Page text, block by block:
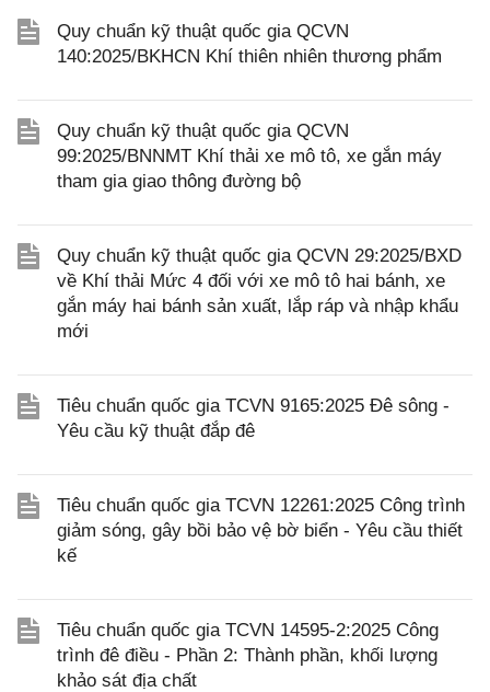
Quy chuẩn kỹ thuật quốc gia QCVN
140:2025/BKHCN Khí thiên nhiên thương phẩm
Quy chuẩn kỹ thuật quốc gia QCVN
99:2025/BNNMT Khí thải xe mô tô, xe gắn máy
tham gia giao thông đường bộ
Quy chuẩn kỹ thuật quốc gia QCVN 29:2025/BXD
về Khí thải Mức 4 đối với xe mô tô hai bánh, xe
gắn máy hai bánh sản xuất, lắp ráp và nhập khẩu
mới
Tiêu chuẩn quốc gia TCVN 9165:2025 Đê sông -
Yêu cầu kỹ thuật đắp đê
Tiêu chuẩn quốc gia TCVN 12261:2025 Công trình
giảm sóng, gây bồi bảo vệ bờ biển - Yêu cầu thiết
kế
Tiêu chuẩn quốc gia TCVN 14595-2:2025 Công
trình đê điều - Phần 2: Thành phần, khối lượng
khảo sát địa chất